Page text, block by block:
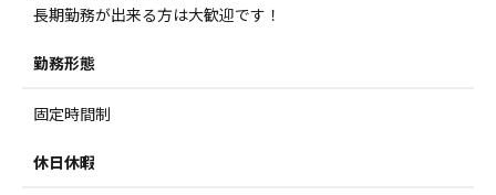
長期勤務が出来る方は大歓迎です！
勤務形態
固定時間制
休日休暇